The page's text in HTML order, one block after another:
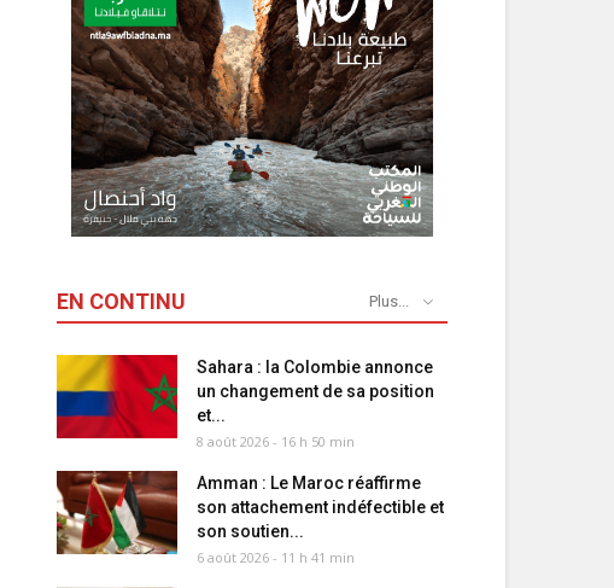
EN CONTINU Plus...
Sahara : la Colombie annonce
un changement de sa position
et...
8 août 2026 - 16 h 50 min
Amman : Le Maroc réaffirme
son attachement indéfectible et
son soutien...
6 août 2026 - 11 h 41 min